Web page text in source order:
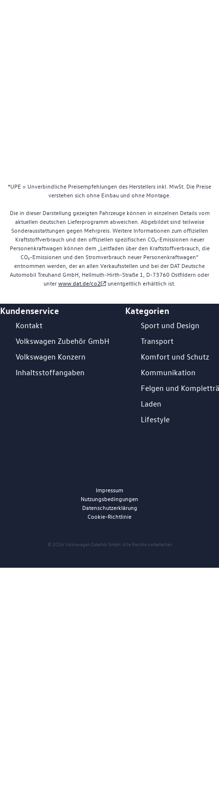
*UPE = Unverbindliche Preisempfehlungen des Herstellers inkl. MwSt. Die Preise
verstehen sich ohne Einbau und ohne Montage.
Die in dieser Darstellung gezeigten Fahrzeuge können in einzelnen Details vom
aktuellen deutschen Lieferprogramm abweichen. Abgebildet sind teilweise
Sonderausstattungen gegen Mehrpreis. Weitere Informationen zum offiziellen
Kraftstoffverbrauch und den offiziellen spezifischen CO₂-Emissionen neuer
Personenkraftwagen können dem „Leitfaden über den Kraftstoffverbrauch, die
CO₂-Emissionen und den Stromverbrauch neuer Personenkraftwagen“
entnommen werden, der an allen Verkaufsstellen und bei der DAT Deutsche
Automobil Treuhand GmbH, Hellmuth-Hirth-Straße 1, D-73760 Ostfildern oder
unterwww.dat.de/co2 unentgeltlich erhältlich ist.
Footer Teaser
Kundenservice
Kontakt
Volkswagen Zubehör GmbH
Volkswagen Konzern
Inhaltsstoffangaben
Kategorien
Sport und Design
Transport
Komfort und Schutz
Kommunikation
Felgen und
Laden
Lifestyle
© 2026 Volkswagen Zubehör GmbH. Alle Rechte vorbehalten
Impressum
Nutzungsbedingungen
Datenschutzerklärung
Cookie-Richtlinie